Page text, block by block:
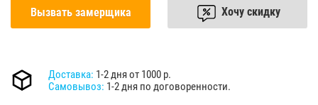
Вызвать замерщика Хочу скидку
Доставка: 1-2 дня от 1000 р.
Самовывоз: 1-2 дня по договоренности.